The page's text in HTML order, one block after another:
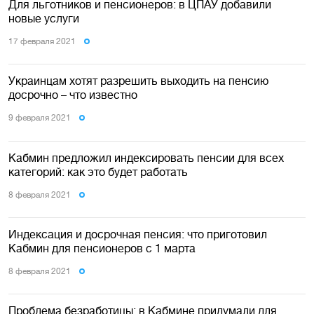
Для льготников и пенсионеров: в ЦПАУ добавили
новые услуги
17 февраля 2021
Украинцам хотят разрешить выходить на пенсию
досрочно – что известно
9 февраля 2021
Кабмин предложил индексировать пенсии для всех
категорий: как это будет работать
8 февраля 2021
Индексация и досрочная пенсия: что приготовил
Кабмин для пенсионеров с 1 марта
8 февраля 2021
Проблема безработицы: в Кабмине придумали для